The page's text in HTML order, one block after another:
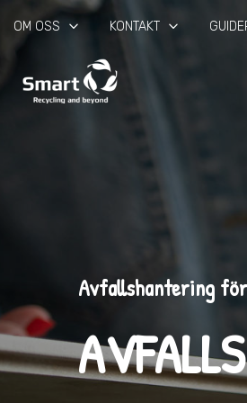
OM OSS keyboard_arrow_down KONTAKT keyboard_arrow_down
Avfallshantering